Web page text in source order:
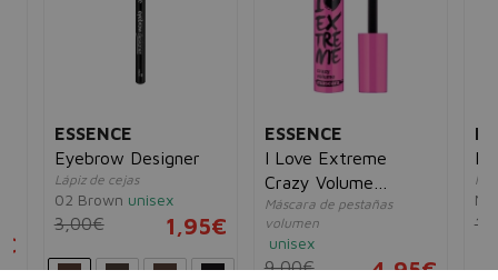
ESSENCE
Eyebrow Designer
Lápiz de cejas
02 Brown unisex
3,00€ 1,95€
ESSENCE
I Love Extreme
Crazy Volume
Mascara
Máscara de pestañas
volumen
unisex
9,00€ 4,95€